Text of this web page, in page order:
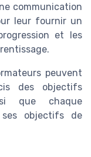
communication
leur fournir un
et les
peuvent
des objectifs
que chaque
objectifs de